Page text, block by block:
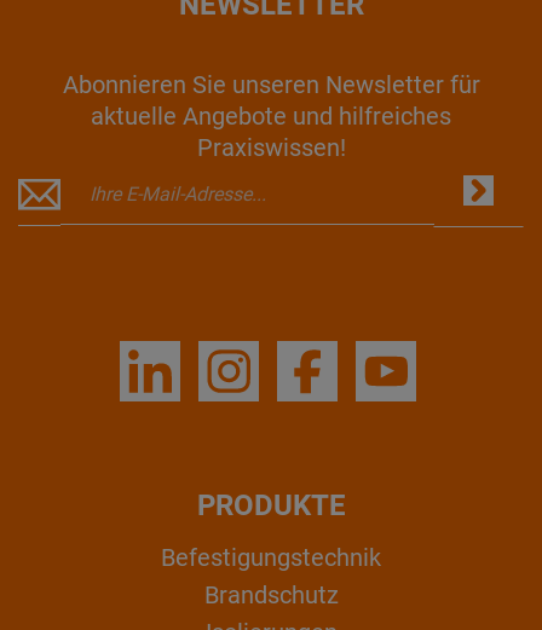
Abonnieren Sie unseren Newsletter für
aktuelle Angebote und hilfreiches
Praxiswissen!
PRODUKTE
Befestigungstechnik
Brandschutz